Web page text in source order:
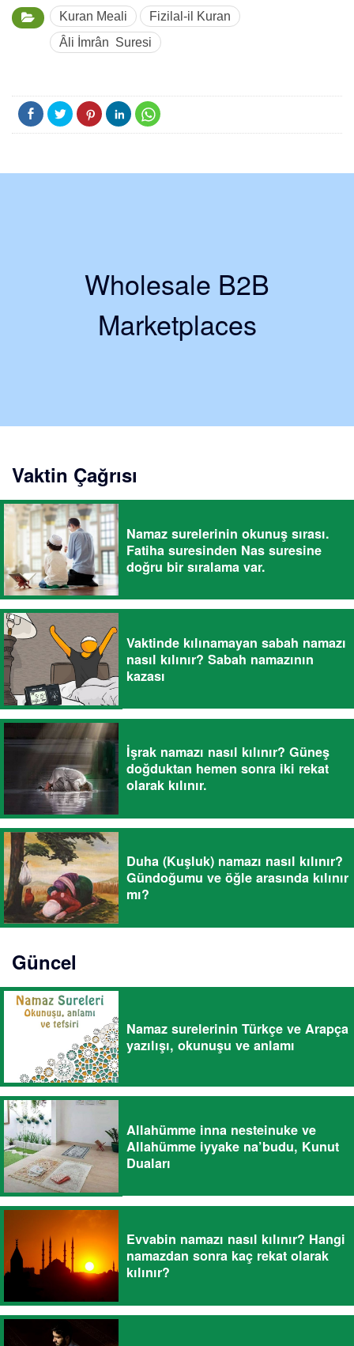
Kuran Meali
Fizilal-il Kuran
Âli İmrân Suresi
Wholesale B2B
Marketplaces
Vaktin Çağrısı
Namaz surelerinin okunuş sırası.
Fatiha suresinden Nas suresine
doğru bir sıralama var.
Vaktinde kılınamayan sabah namazı
nasıl kılınır? Sabah namazının
kazası
İşrak namazı nasıl kılınır? Güneş
doğduktan hemen sonra iki rekat
olarak kılınır.
Duha (Kuşluk) namazı nasıl kılınır?
Gündoğumu ve öğle arasında kılınır
mı?
Güncel
Namaz surelerinin Türkçe ve Arapça
yazılışı, okunuşu ve anlamı
Allahümme inna nesteinuke ve
Allahümme iyyake na’budu, Kunut
Duaları
Evvabin namazı nasıl kılınır? Hangi
namazdan sonra kaç rekat olarak
kılınır?